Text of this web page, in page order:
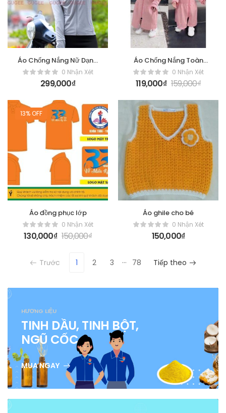
Áo Chống Nắng Nữ Dạng
ngắn Gugee0 Nhận Xét
299,000₫
Áo Chống Nắng Toàn
Thân Cho Bé Tặng Kèm
Khẩu Trang – Kim
0 Nhận Xét
119,000₫ 159,000₫
13% OFF
Áo đồng phục lớp
0 Nhận Xét
130,000₫ 150,000₫
Áo ghile cho bé
0 Nhận Xét
150,000₫
Trước 1 2 3 … 78 Tiếp theo
HƯƠNG LIỆU
TINH DẦU, TINH BỘT,
NGŨ CỐC
MUA NGAY